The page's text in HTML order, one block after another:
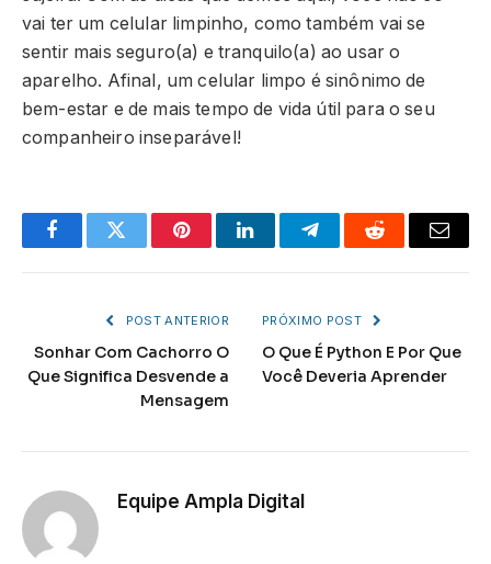
vai ter um celular limpinho, como também vai se
sentir mais seguro(a) e tranquilo(a) ao usar o
aparelho. Afinal, um celular limpo é sinônimo de
bem-estar e de mais tempo de vida útil para o seu
companheiro inseparável!
FacebookTwitter PinterestLinkedInTelegramReddit Email
POST ANTERIOR
Sonhar Com Cachorro O
Que Significa Desvende a
Mensagem
PRÓXIMO POST
O Que É Python E Por Que
Você Deveria Aprender
Equipe Ampla Digital